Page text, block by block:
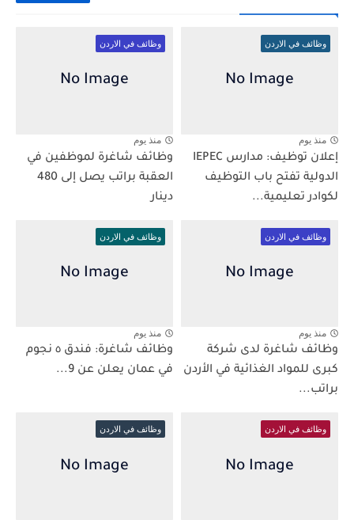
وظائف في الاردن
منذ يوم
إعلان توظيف: مدارس IEPEC
الدولية تفتح باب التوظيف
لكوادر تعليمية...
وظائف في الاردن
منذ يوم
وظائف شاغرة لموظفين في
العقبة براتب يصل إلى 480
دينار
وظائف في الاردن
منذ يوم
وظائف شاغرة لدى شركة
كبرى للمواد الغذائية في الأردن
براتب...
وظائف في الاردن
منذ يوم
وظائف شاغرة: فندق ٥ نجوم
في عمان يعلن عن 9...
وظائف في الاردن وظائف في الاردن